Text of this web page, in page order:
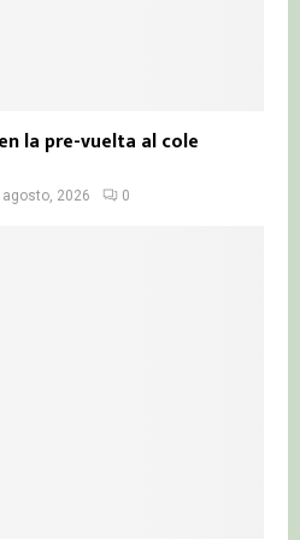
la pre-vuelta al cole
agosto, 2026 0